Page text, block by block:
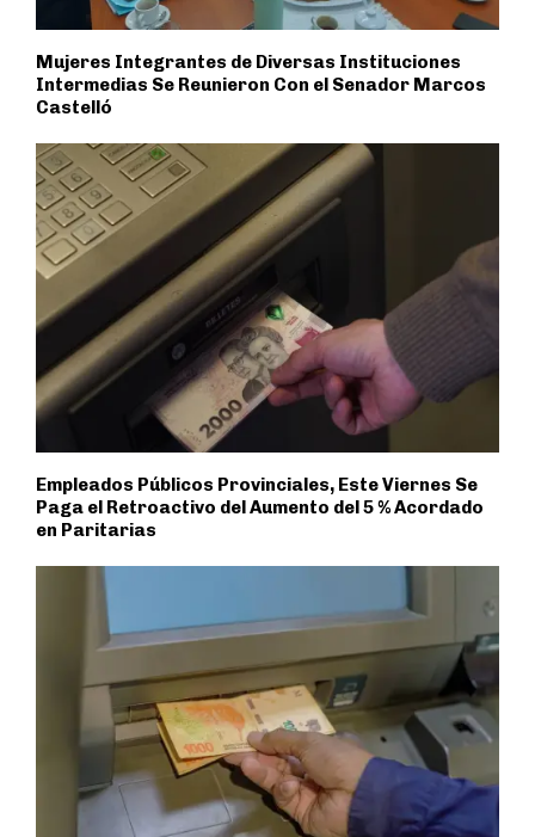
Mujeres Integrantes de Diversas Instituciones
Intermedias Se Reunieron Con el Senador Marcos
Castelló
Empleados Públicos Provinciales, Este Viernes Se
Paga el Retroactivo del Aumento del 5 % Acordado
en Paritarias